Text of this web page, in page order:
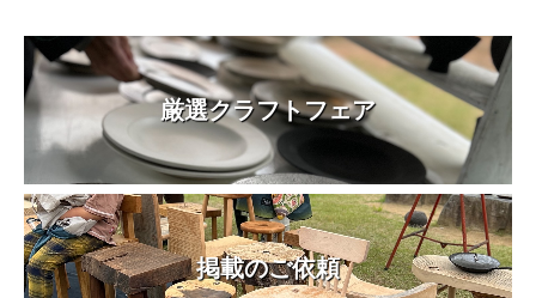
厳選クラフトフェア
掲載のご依頼